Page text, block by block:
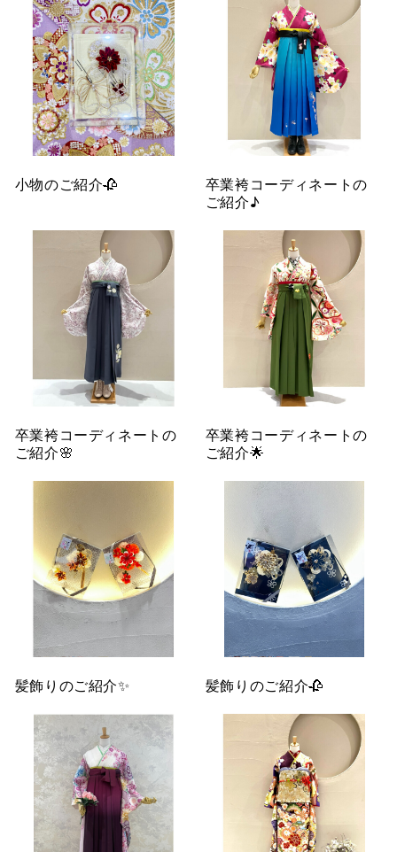
小物のご紹介🥀
卒業袴コーディネートの
ご紹介♪
卒業袴コーディネートの
ご紹介🌸
卒業袴コーディネートの
ご紹介🌟
髪飾りのご紹介✨ 髪飾りのご紹介🥀